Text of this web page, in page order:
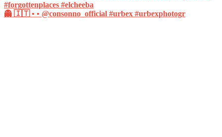
👻 🇮🇹 • • @consonno_official #urbex #urbexphotogr